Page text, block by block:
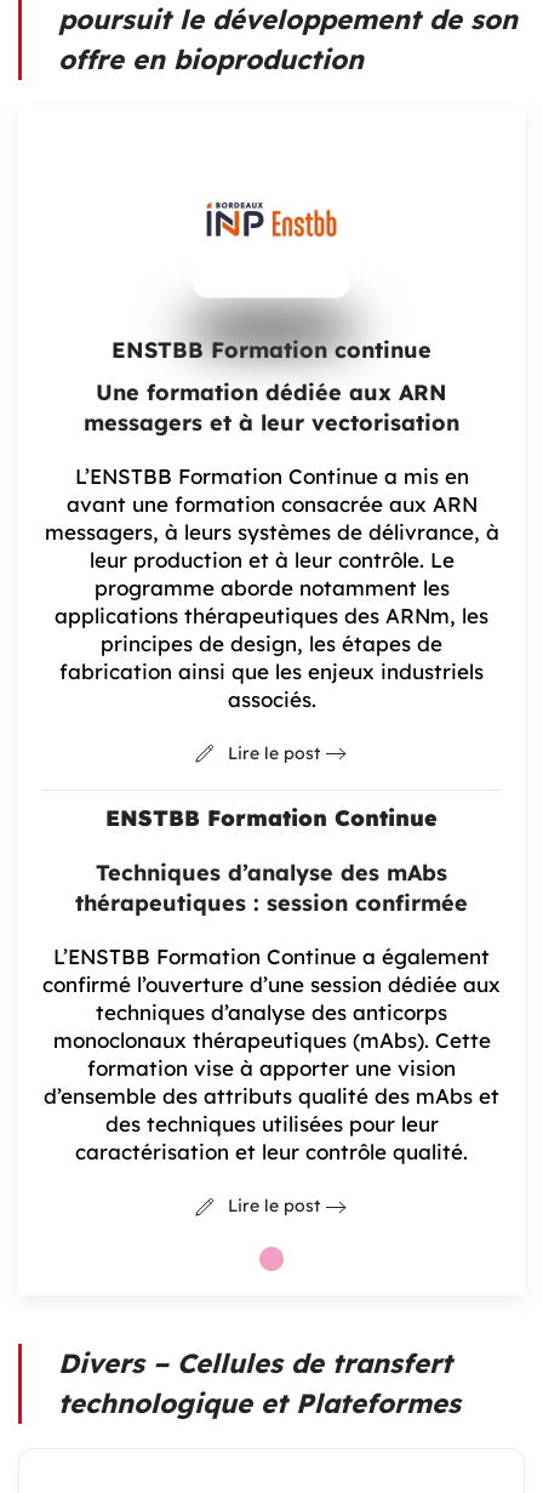
poursuit le développement de son
offre en bioproduction
ENSTBB Formation continue
Une formation dédiée aux ARN
messagers et à leur vectorisation
L’ENSTBB Formation Continue a mis en
avant une formation consacrée aux ARN
messagers, à leurs systèmes de délivrance, à
leur production et à leur contrôle. Le
programme aborde notamment les
applications thérapeutiques des ARNm, les
principes de design, les étapes de
fabrication ainsi que les enjeux industriels
associés.
Lire le post
ENSTBB Formation Continue
Techniques d’analyse des mAbs
thérapeutiques : session confirmée
L’ENSTBB Formation Continue a également
confirmé l’ouverture d’une session dédiée aux
techniques d’analyse des anticorps
monoclonaux thérapeutiques (mAbs). Cette
formation vise à apporter une vision
d’ensemble des attributs qualité des mAbs et
des techniques utilisées pour leur
caractérisation et leur contrôle qualité.
Lire le post
Divers – Cellules de transfert
technologique et Plateformes